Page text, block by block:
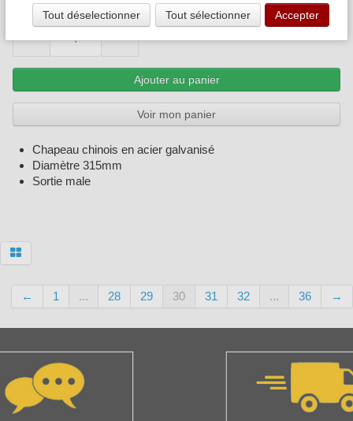
Quantité
− +
Ajouter au panier
Voir mon panier
Chapeau chinois en acier galvanisé
Diamètre 315mm
Sortie male
← 1 ... 28 29 30 31 32 ... 36 →
meilleurs services.
Tout déselectionner Tout sélectionner Accepter